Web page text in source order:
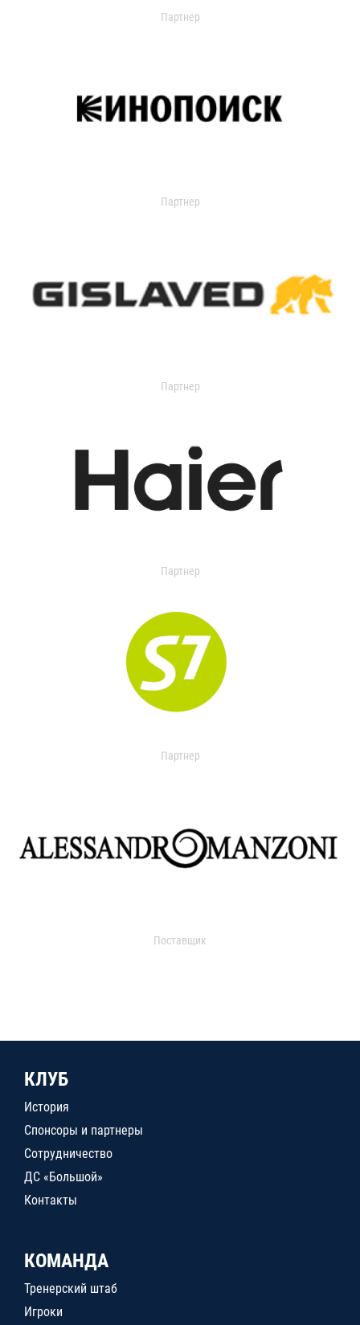
Партнер
Партнер
Партнер
Партнер
Партнер
Поставщик
КЛУБ
История
Спонсоры и партнеры
Сотрудничество
ДС «Большой»
Контакты
КОМАНДА
Тренерский штаб
Игроки